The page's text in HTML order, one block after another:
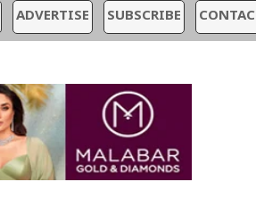
ADVERTISE SUBSCRIBE